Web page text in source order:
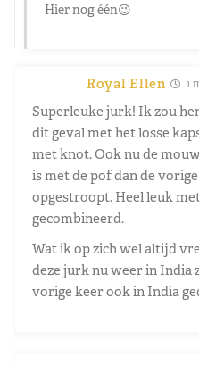
Hier nog één😉
Royal Ellen 1
Superleuke jurk! Ik zou
dit geval met het losse
met knot. Ook nu de
is met de pof dan de
opgestroopt. Heel leuk
gecombineerd.
Wat ik op zich wel altijd
deze jurk nu weer in India
vorige keer ook in India